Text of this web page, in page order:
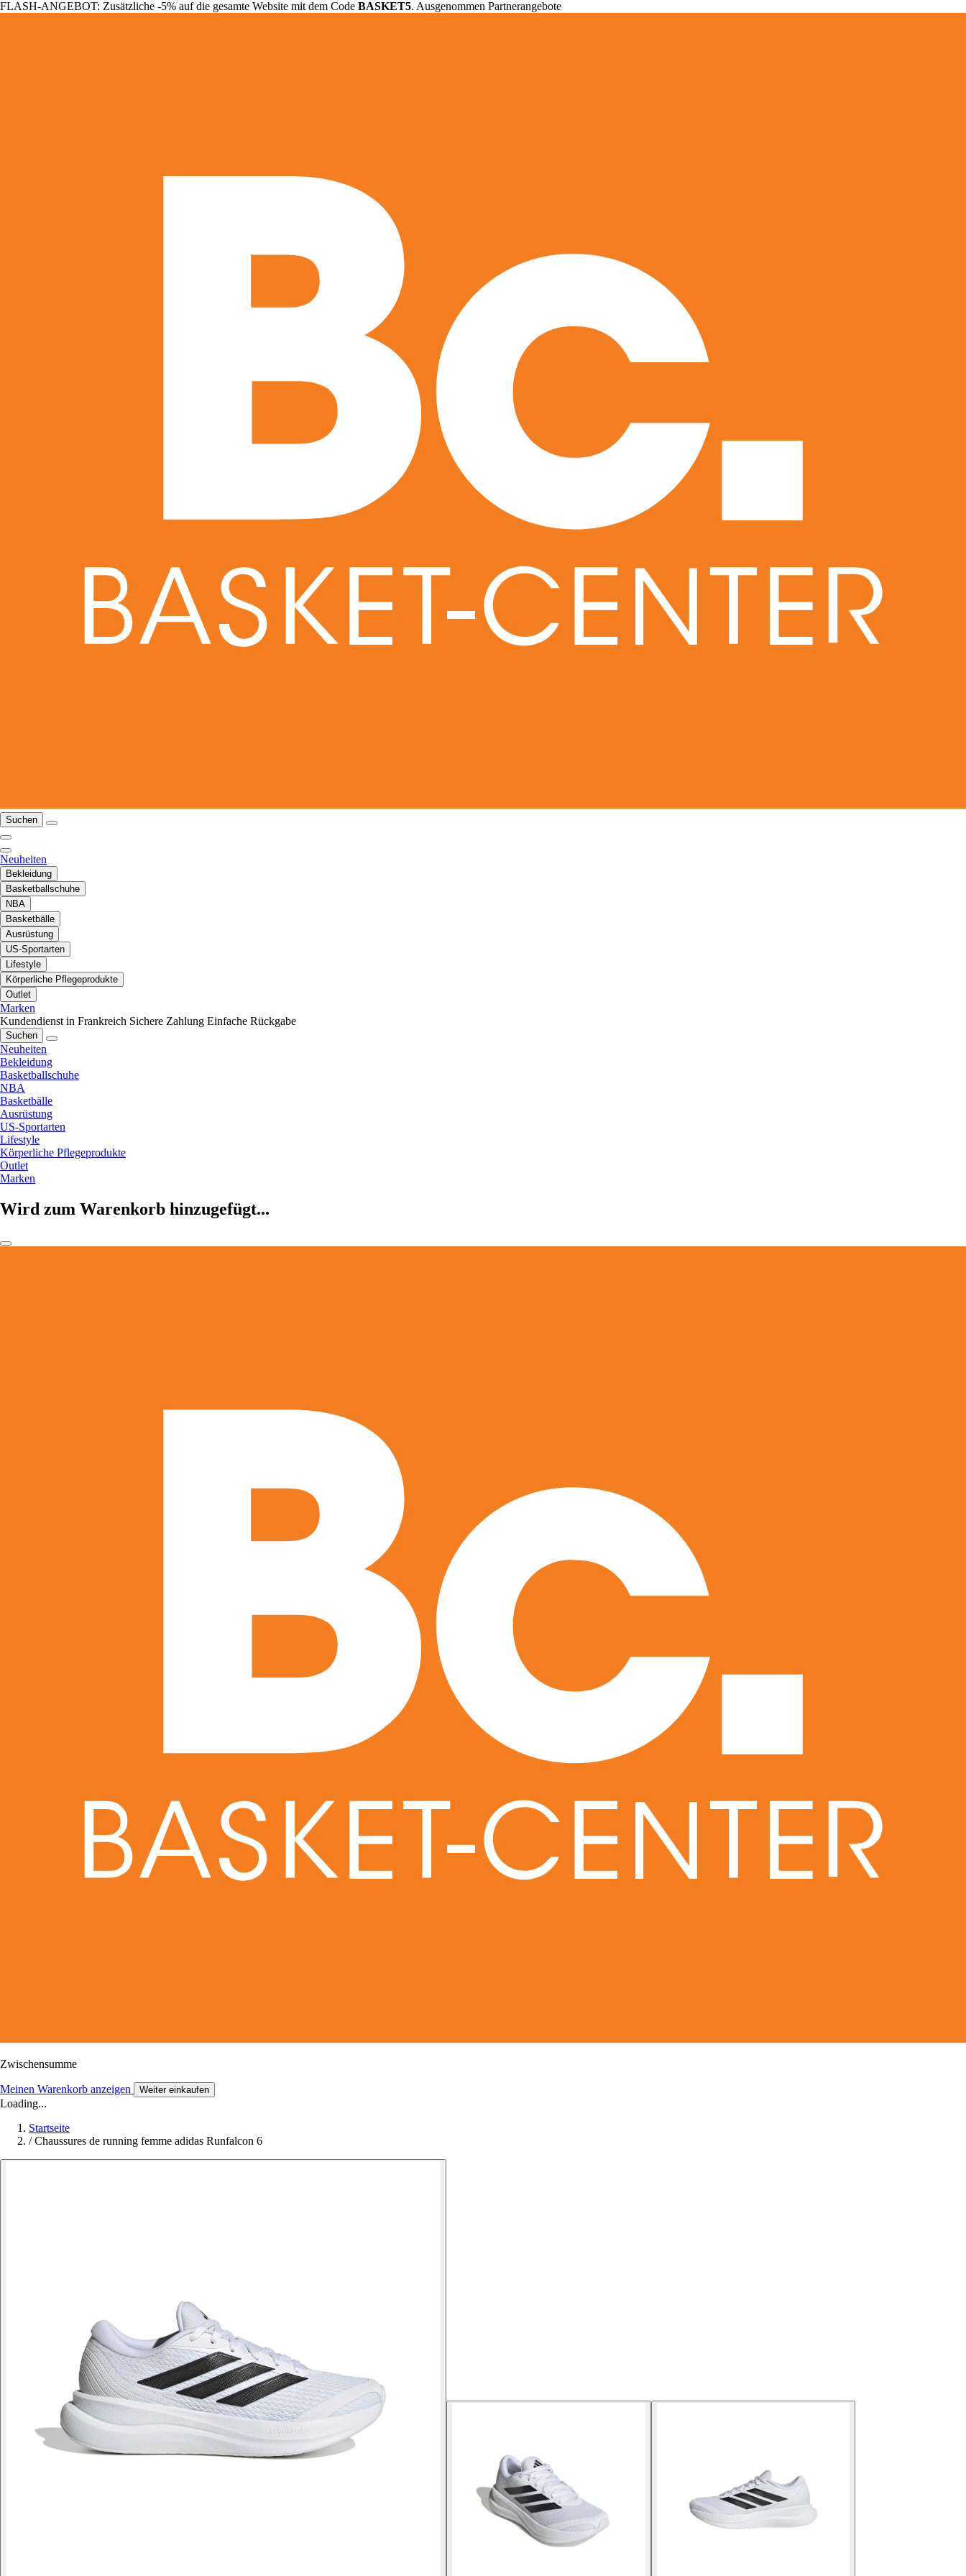
FLASH-ANGEBOT: Zusätzliche -5% auf die gesamte Website mit dem Code BASKET5. Ausgenommen Partnerangebote
Suchen
Neuheiten
Bekleidung
Basketballschuhe
NBA
Basketbälle
Ausrüstung
US-Sportarten
Lifestyle
Körperliche Pflegeprodukte
Outlet
Marken
Kundendienst in Frankreich Sichere Zahlung Einfache Rückgabe
Suchen
Neuheiten
Bekleidung
Basketballschuhe
NBA
Basketbälle
Ausrüstung
US-Sportarten
Lifestyle
Körperliche Pflegeprodukte
Outlet
Marken
Wird zum Warenkorb hinzugefügt...
Zwischensumme
Meinen Warenkorb anzeigen Weiter einkaufen
Loading...
Startseite
/ Chaussures de running femme adidas Runfalcon 6